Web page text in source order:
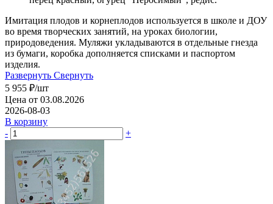
Имитация плодов и корнеплодов используется в школе и ДОУ
во время творческих занятий, на уроках биологии,
природоведения. Муляжи укладываются в отдельные гнезда
из бумаги, коробка дополняется списками и паспортом
изделия.
Развернуть Свернуть
5 955 ₽/шт
Цена от 03.08.2026
2026-08-03
В корзину
-
+